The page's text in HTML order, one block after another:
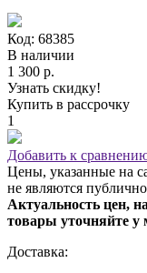
Код: 68385
В наличии
1 300 р.
Узнать скидку!
Купить в рассрочку
1
Добавить к
Цены, указанные на
не являются
Актуальность цен,
товары уточняйте у
Доставка: